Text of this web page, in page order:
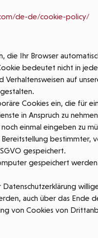
de-de/cookie-policy/
die Ihr Browser
bedeutet nicht in
auf
Cookies ein, die für
in Anspruch zu
einmal eingeben zu
bestimmter,
gespeichert.
gespeichert
auch über das Ende
von Cookies von